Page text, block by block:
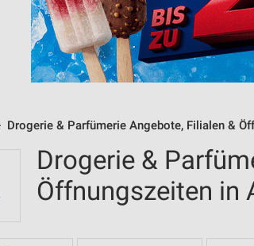
Drogerie & Parfümerie Angebote, Filialen &
Drogerie &
Öffnungszeiten in